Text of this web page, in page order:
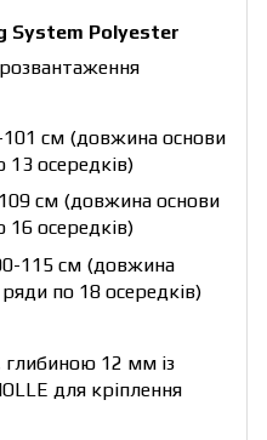
System Polyester
см (довжина основи
13 осередків)
см (довжина основи
16 осередків)
115 см (довжина
по 18 осередків)
12 мм із
для кріплення